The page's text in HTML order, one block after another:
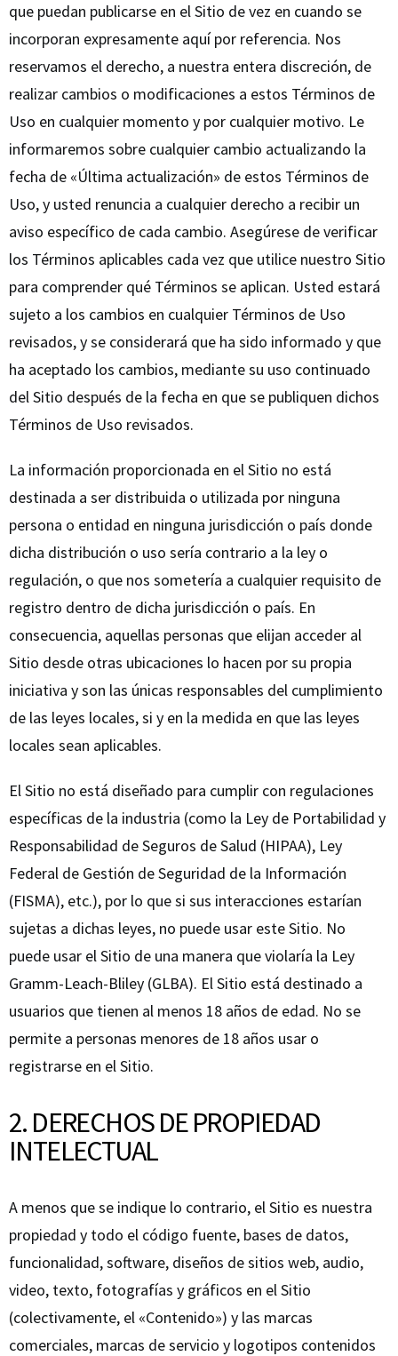
que puedan publicarse en el Sitio de vez en cuando se
incorporan expresamente aquí por referencia. Nos
reservamos el derecho, a nuestra entera discreción, de
realizar cambios o modificaciones a estos Términos de
Uso en cualquier momento y por cualquier motivo. Le
informaremos sobre cualquier cambio actualizando la
fecha de «Última actualización» de estos Términos de
Uso, y usted renuncia a cualquier derecho a recibir un
aviso específico de cada cambio. Asegúrese de verificar
los Términos aplicables cada vez que utilice nuestro Sitio
para comprender qué Términos se aplican. Usted estará
sujeto a los cambios en cualquier Términos de Uso
revisados, y se considerará que ha sido informado y que
ha aceptado los cambios, mediante su uso continuado
del Sitio después de la fecha en que se publiquen dichos
Términos de Uso revisados.
La información proporcionada en el Sitio no está
destinada a ser distribuida o utilizada por ninguna
persona o entidad en ninguna jurisdicción o país donde
dicha distribución o uso sería contrario a la ley o
regulación, o que nos sometería a cualquier requisito de
registro dentro de dicha jurisdicción o país. En
consecuencia, aquellas personas que elijan acceder al
Sitio desde otras ubicaciones lo hacen por su propia
iniciativa y son las únicas responsables del cumplimiento
de las leyes locales, si y en la medida en que las leyes
locales sean aplicables.
El Sitio no está diseñado para cumplir con regulaciones
específicas de la industria (como la Ley de Portabilidad y
Responsabilidad de Seguros de Salud (HIPAA), Ley
Federal de Gestión de Seguridad de la Información
(FISMA), etc.), por lo que si sus interacciones estarían
sujetas a dichas leyes, no puede usar este Sitio. No
puede usar el Sitio de una manera que violaría la Ley
Gramm-Leach-Bliley (GLBA). El Sitio está destinado a
usuarios que tienen al menos 18 años de edad. No se
permite a personas menores de 18 años usar o
registrarse en el Sitio.
2. DERECHOS DE PROPIEDAD
INTELECTUAL
A menos que se indique lo contrario, el Sitio es nuestra
propiedad y todo el código fuente, bases de datos,
funcionalidad, software, diseños de sitios web, audio,
video, texto, fotografías y gráficos en el Sitio
(colectivamente, el «Contenido») y las marcas
comerciales, marcas de servicio y logotipos contenidos